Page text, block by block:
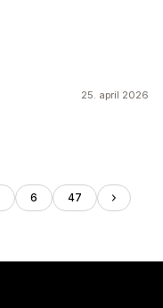
25. april 2026
6 47